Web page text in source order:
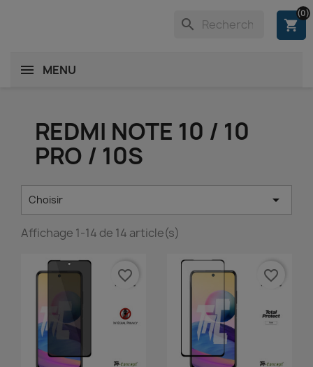
shopping_cart
(0)
search
MENU
REDMI NOTE 10 / 10
PRO / 10S
Choisir 
Affichage 1-14 de 14 article(s)
favorite_border favorite_border